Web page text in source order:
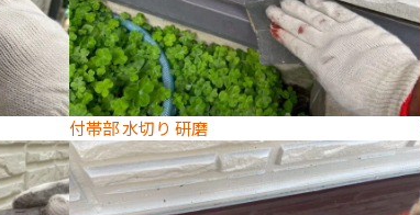
付帯部 水切り 研磨